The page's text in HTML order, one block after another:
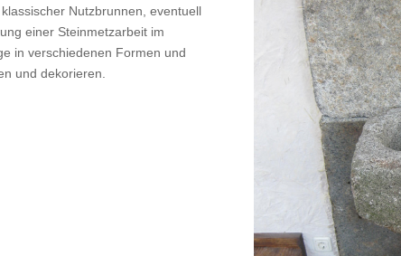
Nutzbrunnen, eventuell
einer Steinmetzarbeit im
in verschiedenen Formen und
und dekorieren.